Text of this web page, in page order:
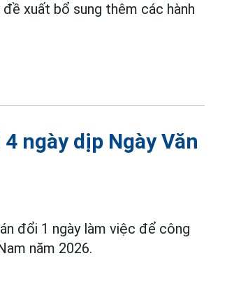
xuất bổ sung thêm các hành
ngày dịp Ngày Văn
đổi 1 ngày làm việc để công
năm 2026.